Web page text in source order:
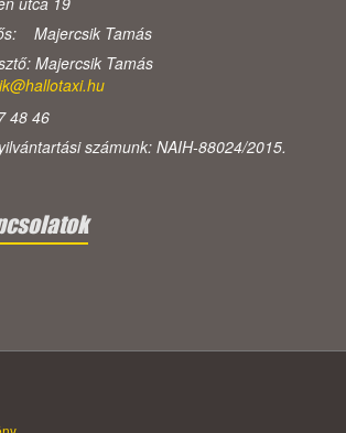
Majercsik Tamás
Majercsik Tamás
48 46
számunk: NAIH-88024/2015.